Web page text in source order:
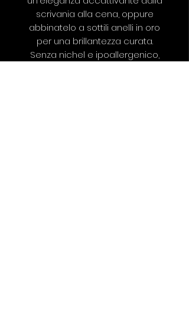
scrivania alla cena, oppure
abbinatelo a sottili anelli in oro
per una brillantezza curata.
Senza nichel e ipoallergenico,